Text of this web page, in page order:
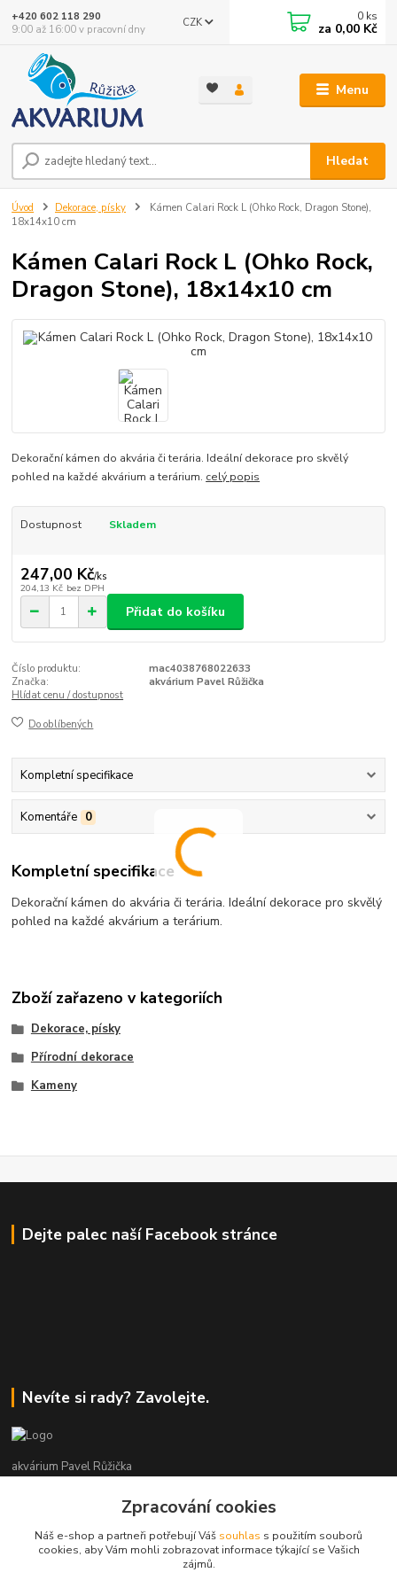
Menu
CZK
Hledat
+420 602 118 290
9:00 až 16:00 v pracovní dny
0 ks
za 0,00 Kč
Úvod Dekorace, písky
Kámen Calari Rock L (Ohko Rock, Dragon Stone),
18x14x10 cm
Kámen Calari Rock L (Ohko Rock,
Dragon Stone), 18x14x10 cm
Dekorační kámen do akvária či terária. Ideální dekorace pro skvělý
pohled na každé akvárium a terárium. celý popis
Dostupnost Skladem
247,00 Kč/ks
204,13 Kč bez DPH
Přidat do košíku
Číslo produktu:
mac4038768022633
Značka:
akvárium Pavel Růžička
Hlídat cenu / dostupnost
Do oblíbených
Kompletní specifikace
Komentáře 0
Kompletní specifikace
Dekorační kámen do akvária či terária. Ideální dekorace pro skvělý
pohled na každé akvárium a terárium.
Zboží zařazeno v kategoriích
Dekorace, písky
Přírodní dekorace
Kameny
Dejte palec naší Facebook stránce
Nevíte si rady? Zavolejte.
akvárium Pavel Růžička
+420 602 118 290
9:00 až 16:00 v pracovní dny
Zpracování cookies
Náš e-shop a partneři potřebují Váš souhlas s použitím souborů
cookies, aby Vám mohli zobrazovat informace týkající se Vašich
zájmů.